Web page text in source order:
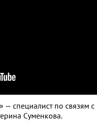
— специалист по связям с
Суменкова.